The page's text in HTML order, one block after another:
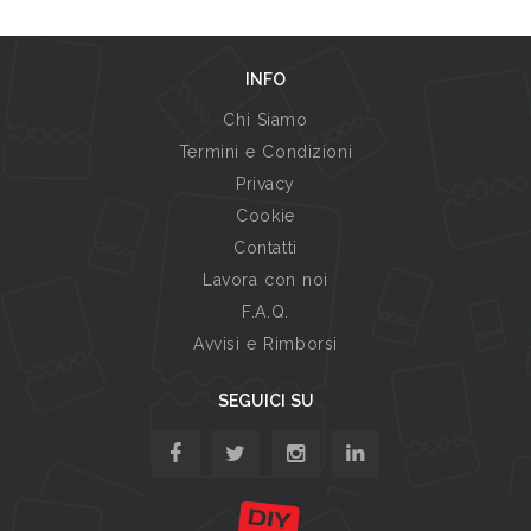
INFO
Chi Siamo
Termini e Condizioni
Privacy
Cookie
Contatti
Lavora con noi
F.A.Q.
Avvisi e Rimborsi
SEGUICI SU